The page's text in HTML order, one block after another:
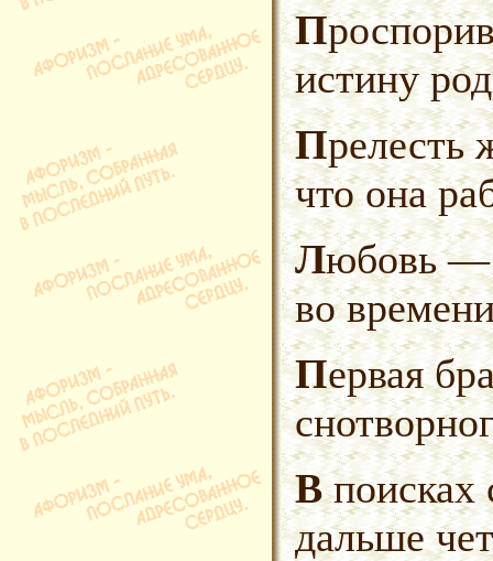
Проспорив с женой всю жизнь,
истину
Прелесть женщины еще в том,
что она
Любовь — это вечность, данная
во
Первая брачная ночь без
В поисках своей половины
дальше